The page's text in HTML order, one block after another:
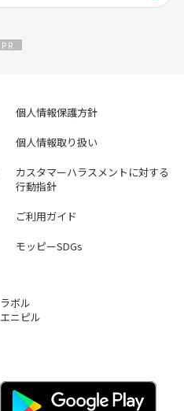
個人情報保護方針
個人情報取り扱い
カスタマーハラスメントに対する
行動指針
ご利用ガイド
モッピーSDGs
ラボル
エニピル